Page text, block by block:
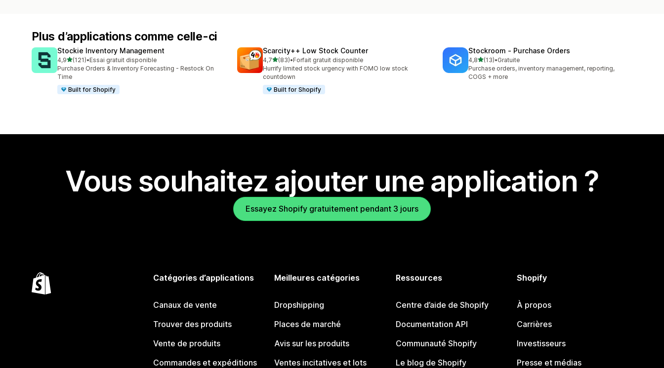
Plus d’applications comme celle-ci
Stockie Inventory Management
4,9étoile(s) sur 5
(121)
121 avis au total
•Essai gratuit disponible
Purchase Orders & Inventory Forecasting - Restock On
Time
Built for Shopify
Scarcity++ Low Stock Counter
4,7étoile(s) sur 5
(83)
83 avis au total
•Forfait gratuit disponible
Hurrify limited stock urgency with FOMO low stock
countdown
Built for Shopify
Stockroom ‑ Purchase Orders
4,8étoile(s) sur 5
(13)
13 avis au total
•Gratuite
Purchase orders, inventory management, reporting,
COGS + more
Vous souhaitez ajouter une application ?
Essayez Shopify gratuitement pendant 3 jours
Catégories d’applications
Canaux de vente
Trouver des produits
Vente de produits
Commandes et expéditions
Meilleures catégories
Dropshipping
Places de marché
Avis sur les produits
Ventes incitatives et lots
Ressources
Centre d’aide de Shopify
Documentation API
Communauté Shopify
Le blog de Shopify
Shopify
À propos
Carrières
Investisseurs
Presse et médias